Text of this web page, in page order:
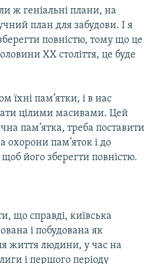
ж геніальні плани, на
план для забудови. І я
повністю, тому що це
ХХ століття, це буде
їхні пам’ятки, і в нас
цілими масивами. Цей
пам’ятка, треба поставити
охорони пам’яток і до
його зберегти повністю.
що справді, київська
і побудована як
життя людини, у час на
і першого періоду